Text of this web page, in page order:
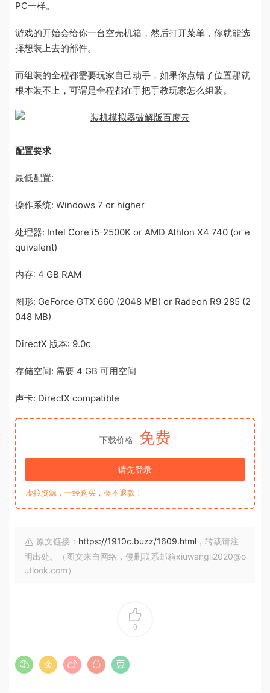
PC一样。
游戏的开始会给你一台空壳机箱，然后打开菜单，你就能选
择想装上去的部件。
而组装的全程都需要玩家自己动手，如果你点错了位置那就
根本装不上，可谓是全程都在手把手教玩家怎么组装。
配置要求
最低配置:
操作系统: Windows 7 or higher
处理器: Intel Core i5-2500K or AMD Athlon X4 740 (or e
quivalent)
内存: 4 GB RAM
图形: GeForce GTX 660 (2048 MB) or Radeon R9 285 (2
048 MB)
DirectX 版本: 9.0c
存储空间: 需要 4 GB 可用空间
声卡: DirectX compatible
下载价格 免费
请先登录
虚拟资源，一经购买，概不退款！
原文链接： https://1910c.buzz/1609.html ，转载请注
明出处。（图文来自网络，侵删联系邮箱xiuwangli2020@o
utlook.com）
0